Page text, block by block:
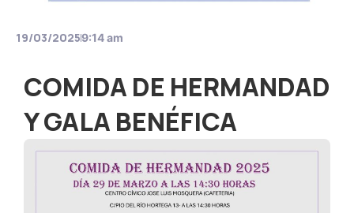
19/03/20259:14 am
COMIDA DE HERMANDAD
Y GALA BENÉFICA